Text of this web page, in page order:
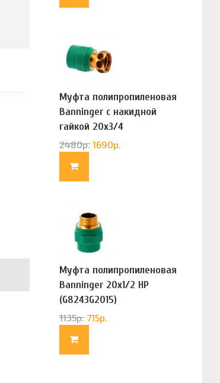
Муфта полипропиленовая
Banninger с накидной
гайкой 20х3/4
(G83322020)
2480р. 1690р.
Муфта полипропиленовая
Banninger 20х1/2 НР
(G8243G2015)
1135р. 715р.